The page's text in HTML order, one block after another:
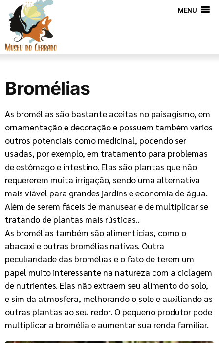
MENU
Bromélias
As bromélias são bastante aceitas no paisagismo, em
ornamentação e decoração e possuem também vários
outros potenciais como medicinal, podendo ser
usadas, por exemplo, em tratamento para problemas
de estômago e intestino. Elas são plantas que não
requererem muita irrigação, sendo uma alternativa
mais viável para grandes jardins e economia de água.
Além de serem fáceis de manusear e de multiplicar se
tratando de plantas mais rústicas..
As bromélias também são alimentícias, como o
abacaxi e outras bromélias nativas. Outra
peculiaridade das bromélias é o fato de terem um
papel muito interessante na natureza com a ciclagem
de nutrientes. Elas não extraem seu alimento do solo,
e sim da atmosfera, melhorando o solo e auxiliando as
outras plantas ao seu redor. O pequeno produtor pode
multiplicar a bromélia e aumentar sua renda familiar.